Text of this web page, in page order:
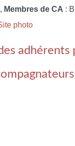
Membres de CA :
photo
adhérents